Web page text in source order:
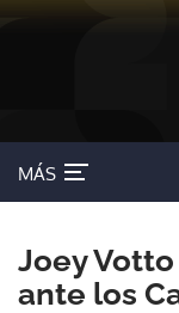
MÁS
Joey
ante los